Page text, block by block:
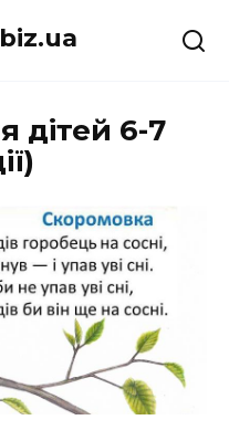
дітей 6-7